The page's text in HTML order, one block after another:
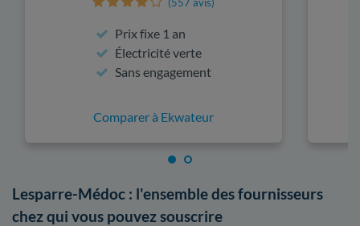
Prix fixe 1 an
Électricité verte
Sans engagement
Comparer à Ekwateur
Lesparre-Médoc : l'ensemble des fournisseurs
chez qui vous pouvez souscrire